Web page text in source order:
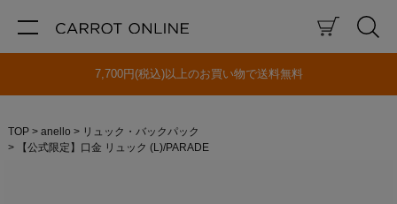
7,700円(税込)以上のお買い物で送料無料
TOP anello
リュック・バックパック
【公式限定】口金 リュック (L)/PARADE